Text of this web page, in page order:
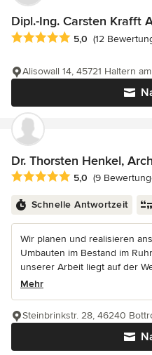
Dipl.-Ing. Carsten Krafft
Durchschnittliche
5,0 (12
Alisowall 14, 45721 Haltern
Dr. Thorsten Henkel,
Durchschnittliche
5,0 (9
Schnelle Antwortzeit
Wir planen und realisieren
Umbauten im Bestand im
unserer Arbeit liegt auf der
Mehr
Steinbrinkstr. 28, 46240